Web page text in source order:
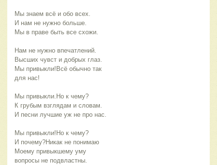
Мы знаем всё и обо всех.
И нам не нужно больше.
Мы в праве быть все схожи.
Нам не нужно впечатлений.
Высших чувст и добрых глаз.
Мы привыкли!Всё обычно так
для нас!
Мы привыкли.Но к чему?
К грубым взглядам и словам.
И песни лучшие уж не про нас.
Мы привыкли!Но к чему?
И почему?Никак не понимаю
Моему привыкшему уму
вопросы не подвластны.